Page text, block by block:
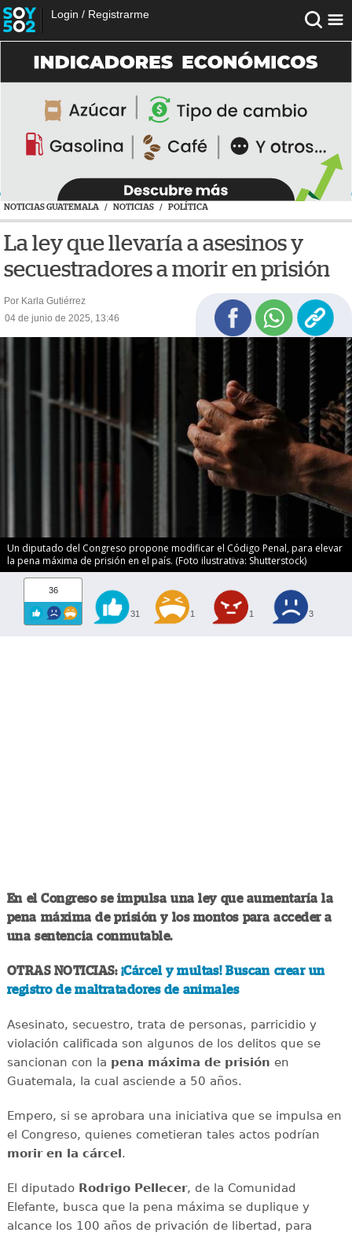
Login / Registrarme
NOTICIAS GUATEMALA / NOTICIAS / POLÍTICA
La ley que llevaría a asesinos y
secuestradores a morir en prisión
Por Karla Gutiérrez
04 de junio de 2025, 13:46
Un diputado del Congreso propone modificar el Código Penal, para elevar
la pena máxima de prisión en el país. (Foto ilustrativa: Shutterstock)
36
31 1 1 3
En el Congreso se impulsa una ley que aumentaría la
pena máxima de prisión y los montos para acceder a
una sentencia conmutable.
OTRAS NOTICIAS: ¡Cárcel y multas! Buscan crear un
registro de maltratadores de animales
Asesinato, secuestro, trata de personas, parricidio y
violación calificada son algunos de los delitos que se
sancionan con la pena máxima de prisión en
Guatemala, la cual asciende a 50 años.
Empero, si se aprobara una iniciativa que se impulsa en
el Congreso, quienes cometieran tales actos podrían
morir en la cárcel.
El diputado Rodrigo Pellecer, de la Comunidad
Elefante, busca que la pena máxima se duplique y
alcance los 100 años de privación de libertad, para